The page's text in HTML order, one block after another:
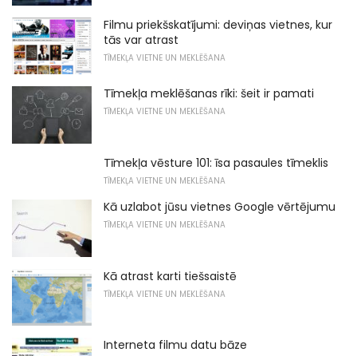
Filmu priekšskatījumi: deviņas vietnes, kur
tās var atrast
TĪMEKĻA VIETNE UN MEKLĒŠANA
Tīmekļa meklēšanas rīki: šeit ir pamati
TĪMEKĻA VIETNE UN MEKLĒŠANA
Tīmekļa vēsture 101: īsa pasaules tīmeklis
TĪMEKĻA VIETNE UN MEKLĒŠANA
Kā uzlabot jūsu vietnes Google vērtējumu
TĪMEKĻA VIETNE UN MEKLĒŠANA
Kā atrast karti tiešsaistē
TĪMEKĻA VIETNE UN MEKLĒŠANA
Interneta filmu datu bāze